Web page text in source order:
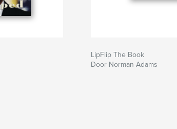
LipFlip The Book
Door Norman Adams